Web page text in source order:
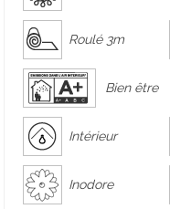
Roulé 3m
Bien être
Intérieur
Inodore